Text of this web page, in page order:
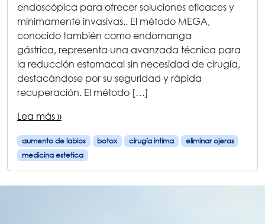
endoscópica para ofrecer soluciones eficaces y
mínimamente invasivas.. El método MEGA,
conocido también como endomanga
gástrica, representa una avanzada técnica para
la reducción estomacal sin necesidad de cirugía,
destacándose por su seguridad y rápida
recuperación. El método […]
Lea más »
aumento de labios botox cirugía intima
eliminar ojeras
medicina estetica